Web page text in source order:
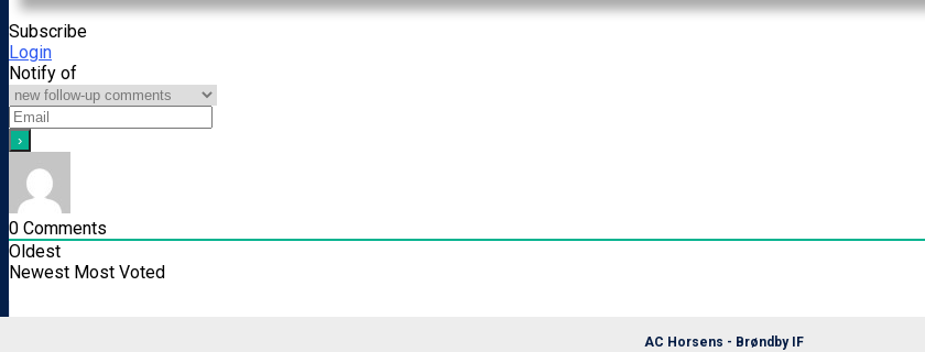
Subscribe
Login
Notify of
0 Comments
Oldest
Newest Most Voted
AC Horsens - Brøndby IF